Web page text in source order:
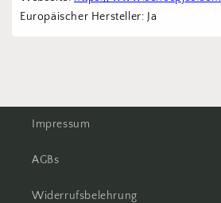
Europäischer Hersteller: Ja
Impressum
AGBs
Widerrufsbelehrung